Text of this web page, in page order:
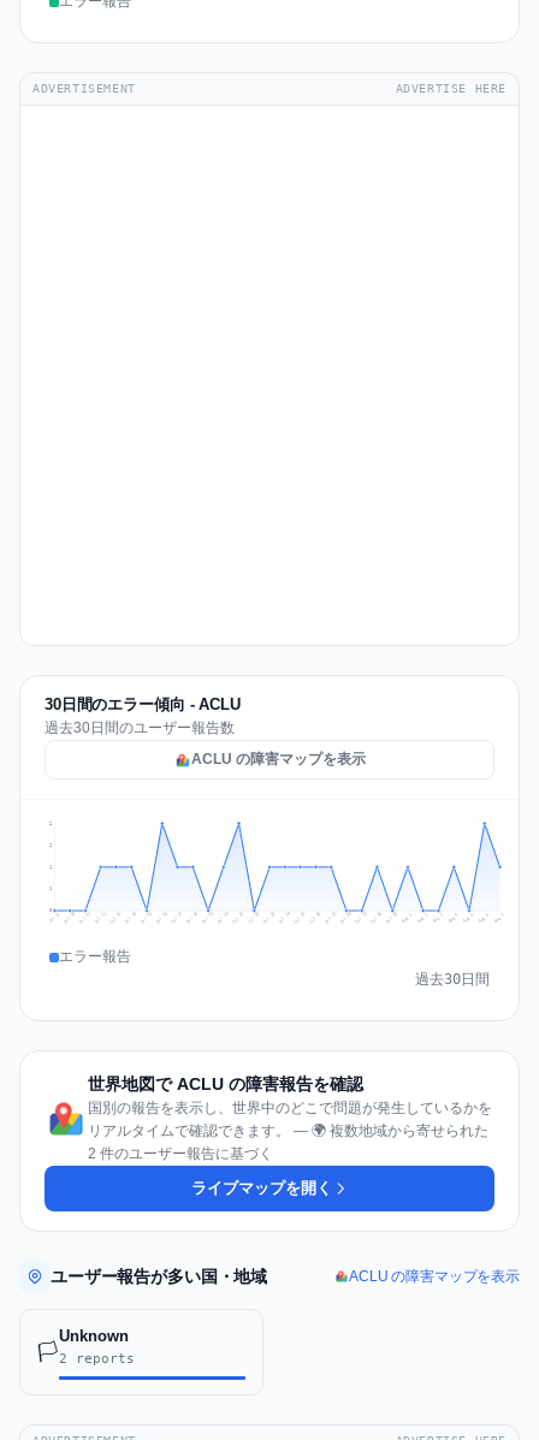
ADVERTISEMENT ADVERTISE HERE
30日間のエラー傾向 - ACLU
過去30日間のユーザー報告数
ACLU の障害マップを表示
1
1
2
2
Jul 9 Jul 10 Jul 11 Jul 12 Jul 13 Jul 14 Jul 15 Jul 16 Jul 17 Jul 18 Jul 19 Jul 20 Jul 21 Jul 22 Jul 23 Jul 24 Jul 25 Jul 26 Jul 27 Jul 28 Jul 29 Jul 30 Jul 31 Aug 1 Aug 2 Aug 3 Aug 4 Aug 5 Aug 6 Aug 7
エラー報告
過去30日間
世界地図で ACLU の障害報告を確認
国別の報告を表示し、世界中のどこで問題が発生しているかを
リアルタイムで確認できます。 — 🌍 複数地域から寄せられた
2 件のユーザー報告に基づく
ライブマップを開く
ユーザー報告が多い国・地域 ACLU の障害マップを表示
🏳️
Unknown
2 reports